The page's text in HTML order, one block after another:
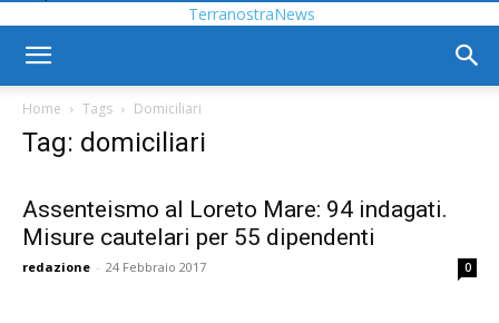
TerranostraNews
Home Tags Domiciliari
Tag: domiciliari
Assenteismo al Loreto Mare: 94 indagati.
Misure cautelari per 55 dipendenti
redazione - 24 Febbraio 2017 0